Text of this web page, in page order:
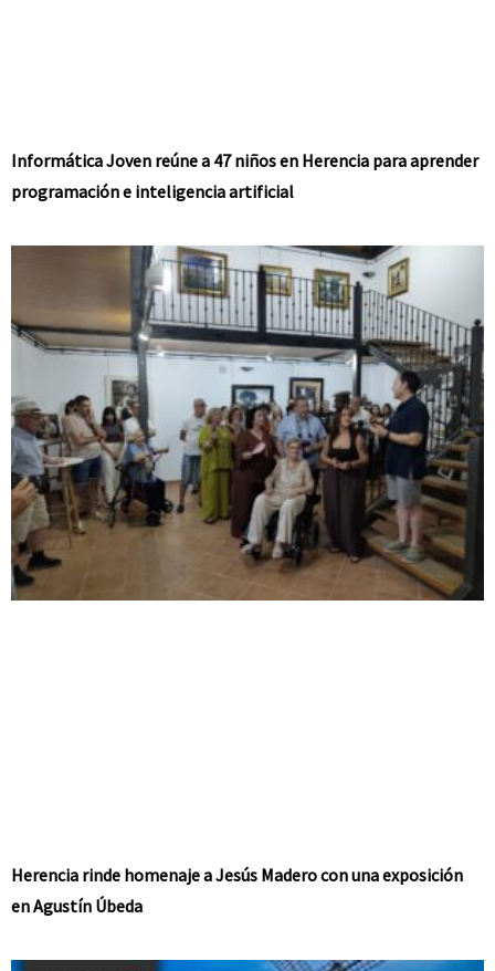
Informática Joven reúne a 47 niños en Herencia para aprender
programación e inteligencia artificial
Herencia rinde homenaje a Jesús Madero con una exposición
en Agustín Úbeda